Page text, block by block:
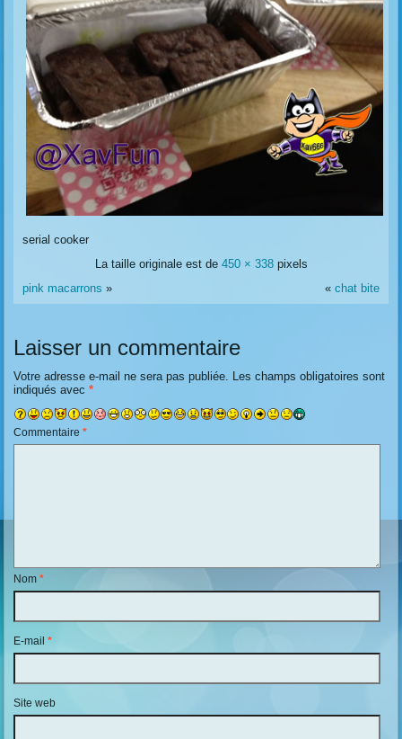
serial cooker
La taille originale est de 450 × 338pixels
pink macarrons » « chat bite
Laisser un commentaire
Votre adresse e-mail ne sera pas publiée.
Les champs obligatoires sont
indiqués avec*
Commentaire*
Nom*
E-mail*
Site web